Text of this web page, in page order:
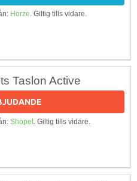
Horze. Giltig tills vidare.
Taslon Active
Shopet. Giltig tills vidare.